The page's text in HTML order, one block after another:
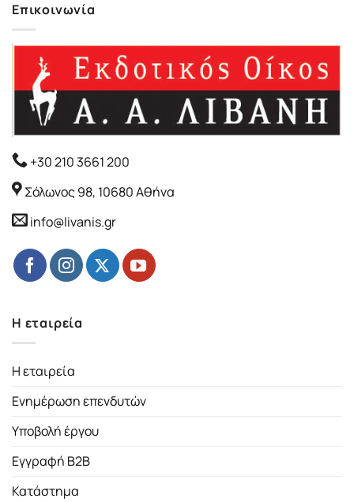
Επικοινωνία
+30 210 3661 200
Σόλωνος 98, 10680 Αθήνα
info@livanis.gr
Η εταιρεία
Η εταιρεία
Ενημέρωση επενδυτών
Υποβολή έργου
Εγγραφή B2B
Κατάστημα